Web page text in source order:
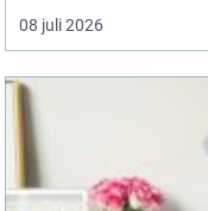
känd för vackra kvarter,
vackra lägenheter och
här finns även ett rikt
utbud av restauranger,
från gourmetkrogar till
avslappnade ...
08 juli 2026